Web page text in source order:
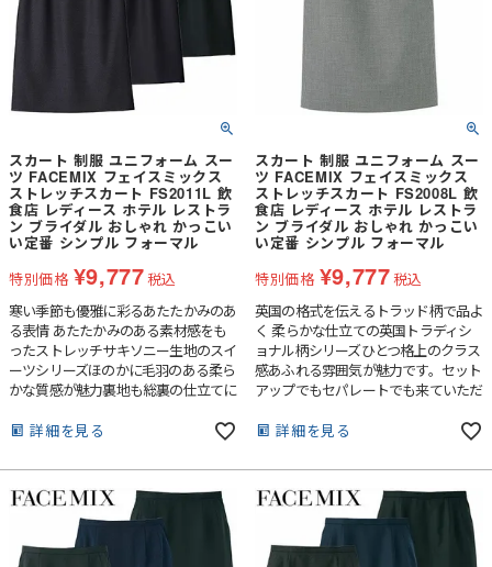
スカート 制服 ユニフォーム スー
ツ FACEMIX フェイスミックス
ストレッチスカート FS2011L 飲
食店 レディース ホテル レストラ
ン ブライダル おしゃれ かっこい
い定番 シンプル フォーマル
特別価格 ¥9,777税込
寒い季節も優雅に彩るあたたかみのあ
る表情 あたたかみのある素材感をも
ったストレッチサキソニー生地のスイ
ーツシリーズほのかに毛羽のある柔ら
かな質感が魅力裏地も総裏の仕立てに
詳細を見る
スカート 制服 ユニフォーム スー
ツ FACEMIX フェイスミックス
ストレッチスカート FS2008L 飲
食店 レディース ホテル レストラ
ン ブライダル おしゃれ かっこい
い定番 シンプル フォーマル
特別価格 ¥9,777税込
英国の格式を伝えるトラッド柄で品よ
く 柔らかな仕立ての英国トラディシ
ョナル柄シリーズひとつ格上のクラス
感あふれる雰囲気が魅力です。セット
アップでもセパレートでも来ていただ
詳細を見る